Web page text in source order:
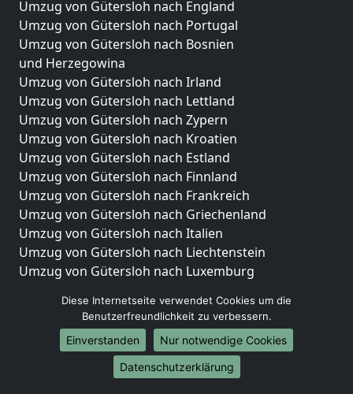
Umzug von Gütersloh nach England
Umzug von Gütersloh nach Portugal
Umzug von Gütersloh nach Bosnien
und Herzegowina
Umzug von Gütersloh nach Irland
Umzug von Gütersloh nach Lettland
Umzug von Gütersloh nach Zypern
Umzug von Gütersloh nach Kroatien
Umzug von Gütersloh nach Estland
Umzug von Gütersloh nach Finnland
Umzug von Gütersloh nach Frankreich
Umzug von Gütersloh nach Griechenland
Umzug von Gütersloh nach Italien
Umzug von Gütersloh nach Liechtenstein
Umzug von Gütersloh nach Luxemburg
Umzug von Gütersloh nach Norwegen
Umzüge-Deutschlandweit
Umzug von Gütersloh nach Berlin
Umzug von Gütersloh nach Hamburg
Diese Internetseite verwendet Cookies um die
Benutzerfreundlichkeit zu verbessern.
Einverstanden
Nur notwendige Cookies
Datenschutzerklärung